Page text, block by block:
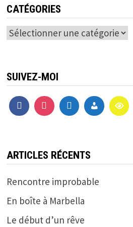
CATÉGORIES
Catégories
SUIVEZ-MOI
ARTICLES RÉCENTS
Rencontre improbable
En boîte à Marbella
Le début d’un rêve